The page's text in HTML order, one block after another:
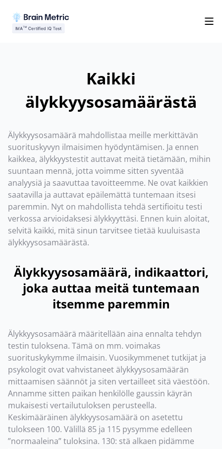
Kaikki
älykkyysosamäärästä
Älykkyysosamäärä mahdollistaa meille merkittävän
suorituskyvyn ilmaisimen hyödyntämisen. Ja ennen
kaikkea, älykkyystestit auttavat meitä tietämään, mihin
suuntaan mennä, jotta voimme sitten syventää
analyysiä ja saavuttaa tavoitteemme. Ne ovat kaikkien
saatavilla ja auttavat epäilemättä tuntemaan itsesi
paremmin. Nyt on mahdollista tehdä sertifioitu testi
verkossa arvioidaksesi älykkyyttäsi. Ennen kuin aloitat,
selvitä kaikki, mitä sinun tarvitsee tietää kuuluisasta
älykkyysosamäärästä.
Älykkyysosamäärä, indikaattori,
joka auttaa meitä tuntemaan
itsemme paremmin
Älykkyysosamäärä määritellään aina ennalta tehdyn
testin tuloksena. Tämä on mm. voimakas
suorituskykymme ilmaisin. Vuosikymmenet tutkijat ja
psykologit ovat vahvistaneet älykkyysosamäärän
mittaamisen säännöt ja siten vertailleet sitä väestöön.
Annamme sitten paikan henkilölle gaussin käyrän
mukaisesti vertailutuloksen perusteella.
Keskimääräinen älykkyysosamäärä on asetettu
tulokseen 100. Välillä 85 ja 115 pysymme edelleen
”normaaleina” tuloksina. 130: stä alkaen pidämme